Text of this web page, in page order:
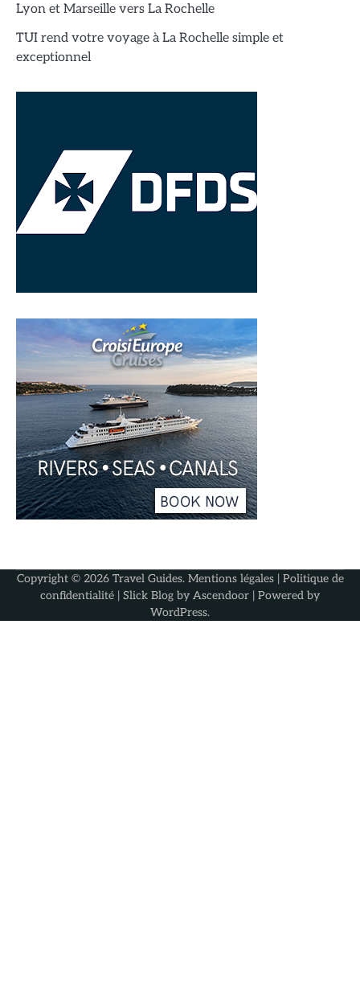
Lyon et Marseille vers La Rochelle
TUI rend votre voyage à La Rochelle simple et
exceptionnel
Copyright © 2026 Travel Guides. Mentions légales| Politique de
confidentialité | Slick Blog by Ascendoor | Powered by
WordPress.